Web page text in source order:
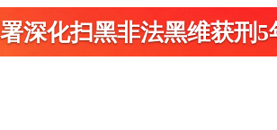
深化扫黑非法黑维获刑5